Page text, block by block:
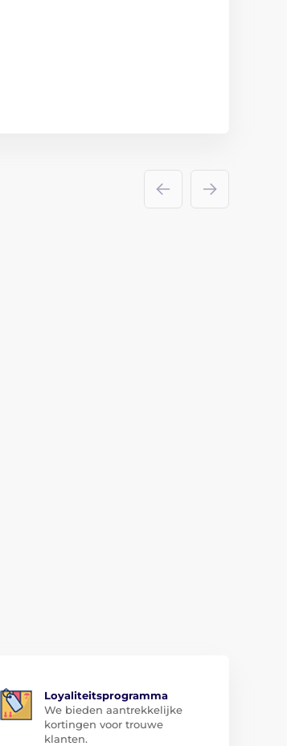
Loyaliteitsprogramma
We bieden aantrekkelijke
kortingen voor trouwe
klanten.